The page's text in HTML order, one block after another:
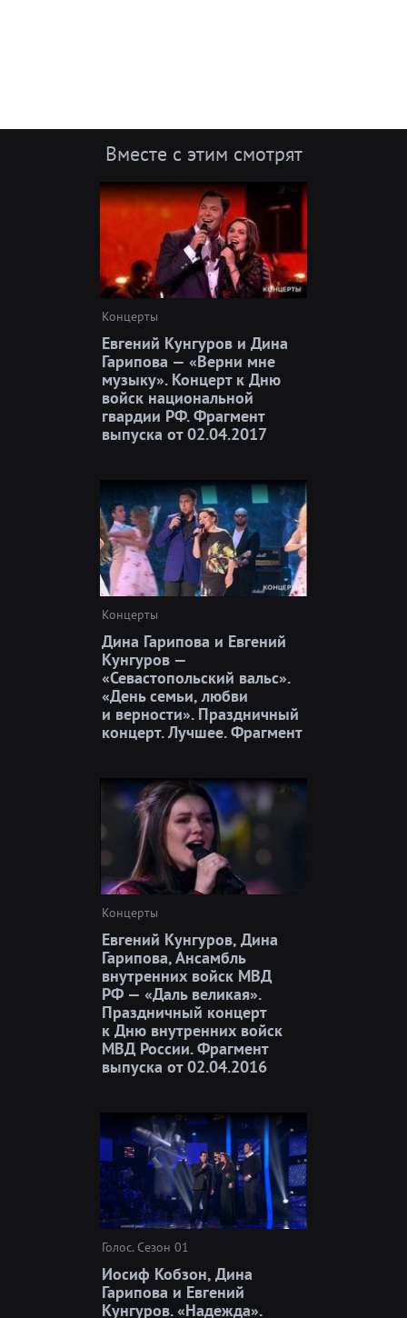
Вместе с этим смотрят
Концерты
Евгений Кунгуров и Дина
Гарипова — «Верни мне
музыку». Концерт к Дню
войск национальной
гвардии РФ. Фрагмент
выпуска от 02.04.2017
Концерты
Дина Гарипова и Евгений
Кунгуров —
«Севастопольский вальс».
«День семьи, любви
и верности». Праздничный
концерт. Лучшее. Фрагмент
Концерты
Евгений Кунгуров, Дина
Гарипова, Ансамбль
внутренних войск МВД
РФ — «Даль великая».
Праздничный концерт
к Дню внутренних войск
МВД России. Фрагмент
выпуска от 02.04.2016
Голос. Сезон 01
Иосиф Кобзон, Дина
Гарипова и Евгений
Кунгуров. «Надежда».